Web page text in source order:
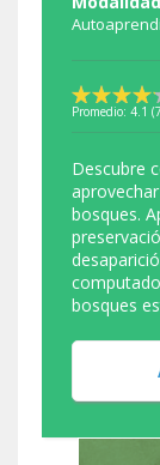
Promedio: 4.1 (7
Descubre
bosques.
bosques